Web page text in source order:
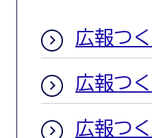
広報つ
広報つ
広報つ